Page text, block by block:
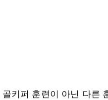
키퍼 훈련이 아닌 다른